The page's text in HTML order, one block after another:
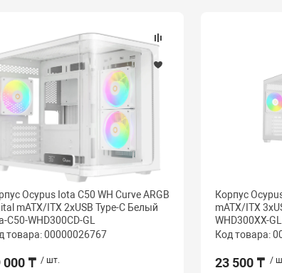
Ocypus Iota C50 WH Curve ARGB
mATX/ITX 2xUSB Type-C Белый
C50-WHD300CD-GL
товара: 00000026767
000 ₸ / шт.
Корпус
mATX/ITX
WHD300XX-GL
Код товара:
23 500 ₸ /